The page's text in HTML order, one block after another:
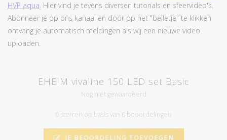
HVP aqua. Hier vind je tevens diversen tutorials en sfeervideo's.
Abonneer je op ons kanaal en door op het "belletje" te klikken
ontvang je automatisch meldingen als wij een nieuwe video
uploaden.
EHEIM vivaline 150 LED set Basic
Nog niet gewaardeerd
0 sterren op basis van 0 beoordelingen
JE BEOORDELING TOEVOEGEN